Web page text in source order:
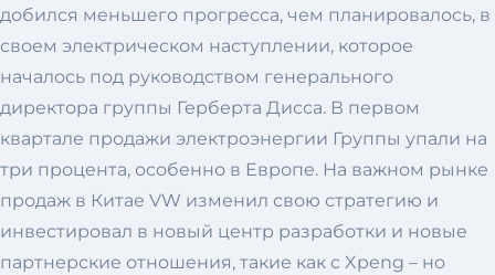
добился меньшего прогресса, чем планировалось, в
своем электрическом наступлении, которое
началось под руководством генерального
директора группы Герберта Дисса. В первом
квартале продажи электроэнергии Группы упали на
три процента, особенно в Европе. На важном рынке
продаж в Китае VW изменил свою стратегию и
инвестировал в новый центр разработки и новые
партнерские отношения, такие как с Xpeng – но